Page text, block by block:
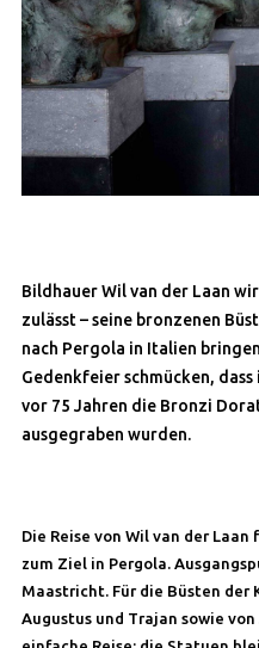
Bildhauer Wil van der Laan
zulässt – seine bronzenen
nach Pergola in Italien
Gedenkfeier schmücken,
vor 75 Jahren die Bronzi
ausgegraben wurden.
Die Reise von Wil van der
zum Ziel in Pergola.
Maastricht. Für die Büsten der
Augustus und Trajan sowie